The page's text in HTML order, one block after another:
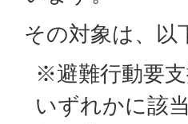
その対象は、以
※避難行動要
いずれかに該